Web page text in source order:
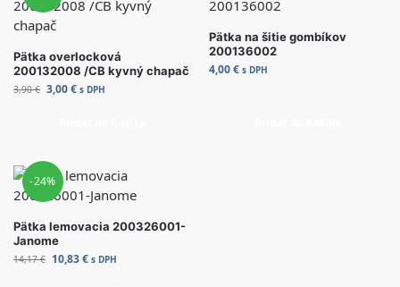
Pätka overlocková
200132008 /CB kyvný chapač
3,90€ 3,00€ s DPH
Pätka na šitie gombíkov
200136002
4,00€ s DPH
-24%
Pätka lemovacia 200326001-
Janome
14,17€ 10,83€ s DPH